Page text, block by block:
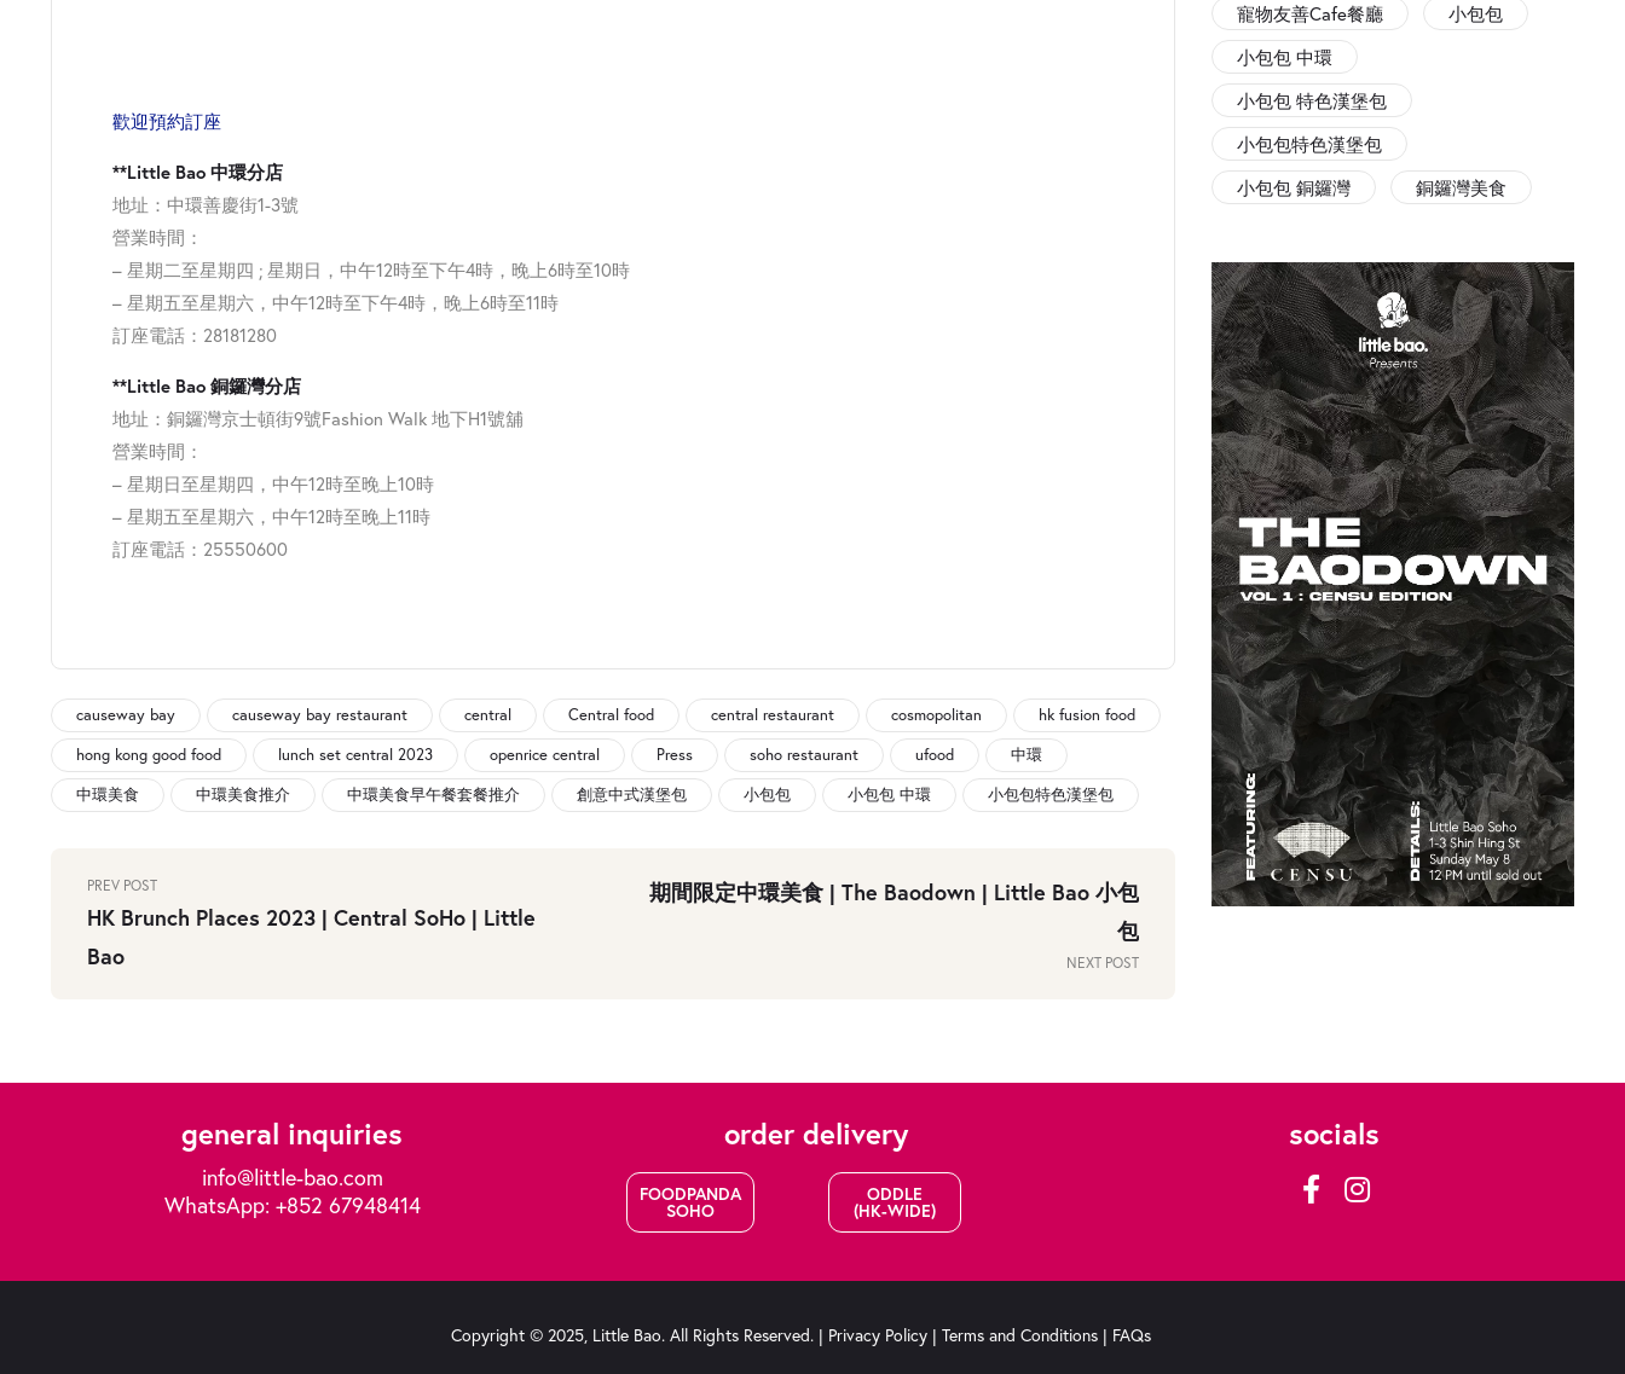
歡迎預約訂座
**Little Bao 中環分店
地址：中環善慶街1-3號
營業時間：
– 星期二至星期四 ; 星期日，中午12時至下午4時，晚上6時至10時
– 星期五至星期六，中午12時至下午4時，晚上6時至11時
訂座電話：28181280
**Little Bao 銅鑼灣分店
地址：銅鑼灣京士頓街9號Fashion Walk 地下H1號舖
營業時間：
– 星期日至星期四，中午12時至晚上10時
– 星期五至星期六，中午12時至晚上11時
訂座電話：25550600
causeway bay causeway bay restaurant central Central food central restaurant cosmopolitan
hk fusion food
hong kong good food
lunch set central 2023 openrice central Press soho restaurant ufood
中環
中環美食
中環美食推介 中環美食早午餐套餐推介 創意中式漢堡包 小包包 小包包 中環 小包包特色漢堡包
PREV POST
HK Brunch Places 2023 | Central SoHo | Little
Bao
NEXT POST
期間限定中環美食 | The Baodown | Little Bao 小包
包
寵物友善Cafe餐廳
小包包
小包包 中環
小包包 特色漢堡包
小包包特色漢堡包
小包包 銅鑼灣
銅鑼灣美食
general inquiries
info@little-bao.com
WhatsApp: +852 67948414
order delivery
FOODPANDA
SOHO
ODDLE
(HK-WIDE)
socials
Copyright © 2025, Little Bao. All Rights Reserved. | Privacy Policy| Terms and Conditions| FAQs